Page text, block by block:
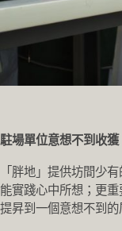
駐場單位意想不到收獲
「胖地」提供坊間少
能實踐心中所想；更
提昇到一個意想不到的